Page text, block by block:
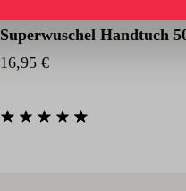
Superwuschel Handtuch
Regulärer Preis:
16,95 €